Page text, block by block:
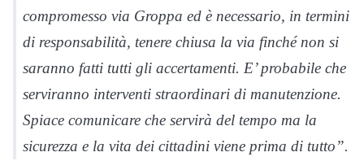
compromesso via Groppa ed è necessario, in termini
di responsabilità, tenere chiusa la via finché non si
saranno fatti tutti gli accertamenti. E’ probabile che
serviranno interventi straordinari di manutenzione.
Spiace comunicare che servirà del tempo ma la
sicurezza e la vita dei cittadini viene prima di tutto”.